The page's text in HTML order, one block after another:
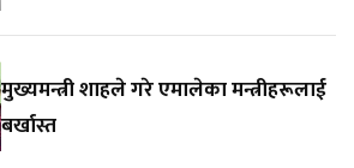
मुख्यमन्त्री शाहले गरे एमालेका मन्त्रीहरूलाई
बर्खास्त